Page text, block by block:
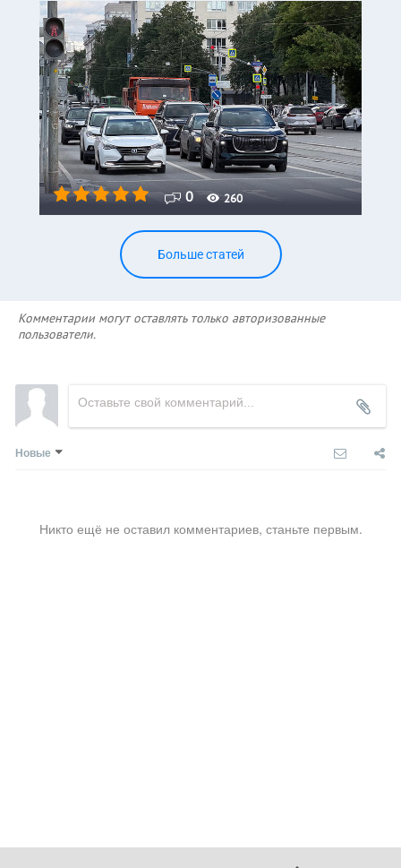
0 260
Больше статей
Комментарии могут оставлять только авторизованные
пользователи.
Новые
Никто ещё не оставил комментариев, станьте первым.